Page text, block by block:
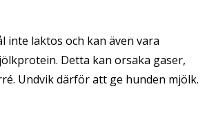
inte laktos och kan även vara
Detta kan orsaka gaser,
Undvik därför att ge hunden mjölk.